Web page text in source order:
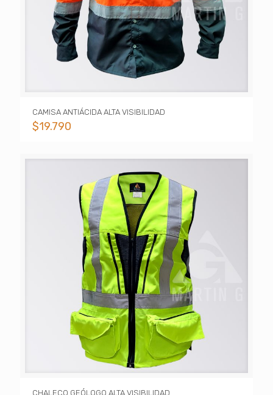
CAMISA ANTIÁCIDA ALTA VISIBILIDAD
$19.790
CHALECO GEÓLOGO ALTA VISIBILIDAD